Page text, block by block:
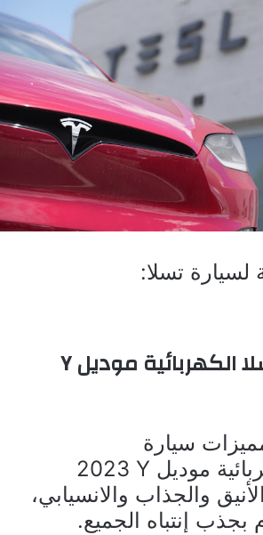
لسيارة تسلا:
الكهربائية موديلY
سيارة
موديل Y
والجذاب والانسيابي،
بجذب إنتباه الجميع.